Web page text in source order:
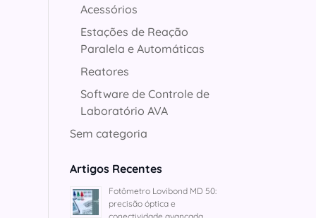
Acessórios
Estações de Reação
Paralela e Automáticas
Reatores
Software de Controle de
Laboratório AVA
Sem categoria
Artigos Recentes
Fotômetro Lovibond MD 50:
precisão óptica e